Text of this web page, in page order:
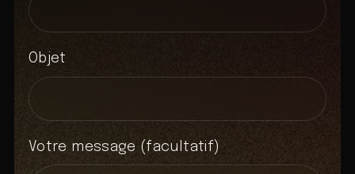
Objet
Votre message (facultatif)